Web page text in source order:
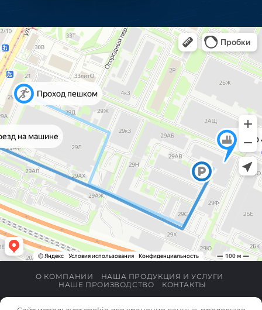
О КОМПАНИИ
НАША ПРОДУКЦИЯ И УСЛУГИ
НАШЕ ПРОИЗВОДСТВО
КОНТАКТЫ